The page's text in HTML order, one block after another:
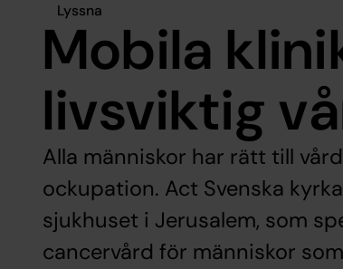
Lyssna
Mobila
livsviktig
Alla människor har rätt till
ockupation. Act Svenska
sjukhuset i Jerusalem, som
cancervård för människor